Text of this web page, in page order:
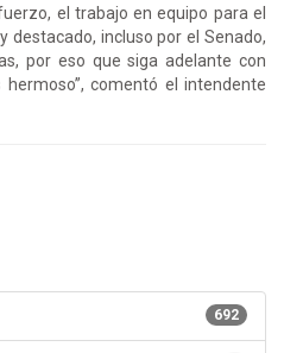
el trabajo en equipo para el
destacado, incluso por el Senado,
por eso que siga adelante con
comentó el intendente
692